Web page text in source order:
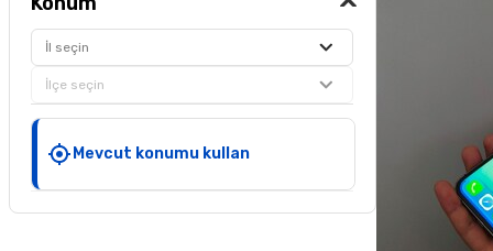
İl seçin
İlçe seçin
Mevcut konumu kullan